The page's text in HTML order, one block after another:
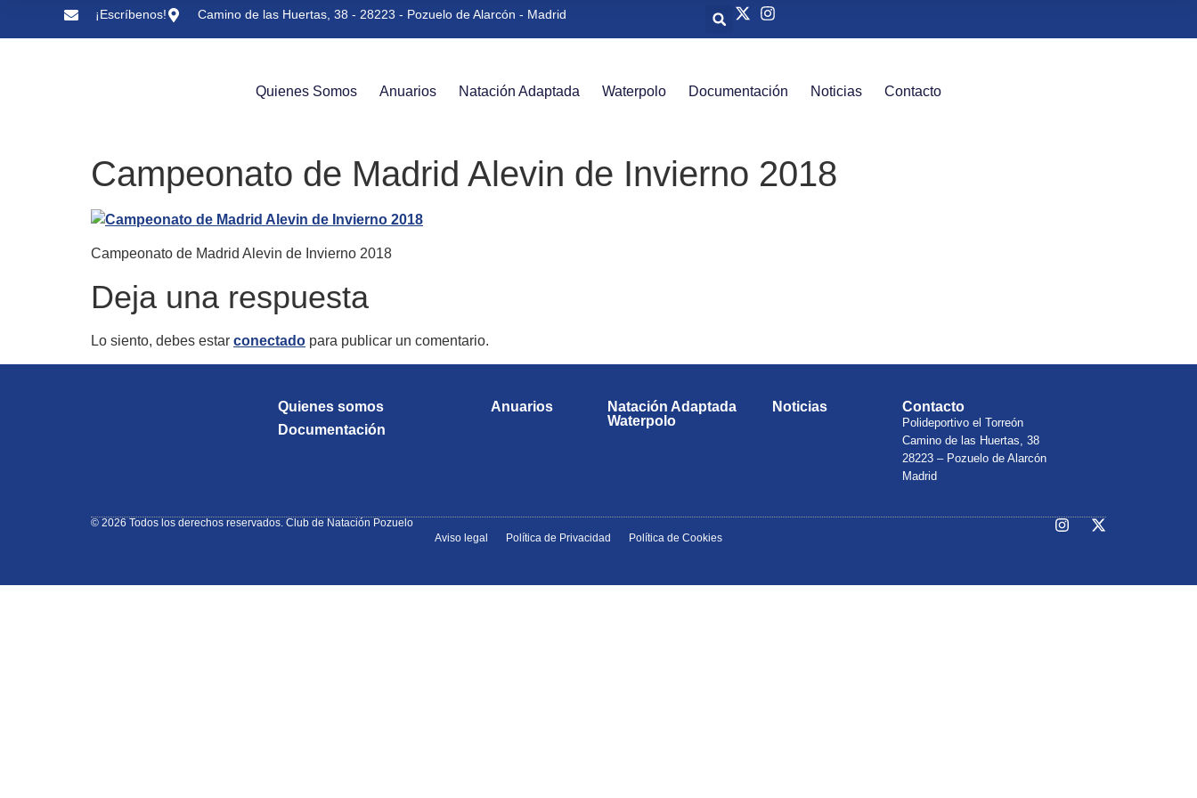
¡Escríbenos! Camino de las Huertas, 38 - 28223 - Pozuelo de Alarcón - Madrid
Quienes Somos Anuarios Natación Adaptada Waterpolo Documentación Noticias Contacto
Campeonato de Madrid Alevin de Invierno 2018
Campeonato de Madrid Alevin de Invierno 2018
Deja una respuesta
Lo siento, debes estar conectado para publicar un comentario.
Quienes somos
Documentación
Anuarios
Natación Adaptada
Waterpolo
Noticias Contacto
Polideportivo el Torreón
Camino de las Huertas, 38
28223 – Pozuelo de Alarcón
Madrid
© 2026 Todos los derechos reservados. Club de Natación Pozuelo
Aviso legal
Política de Privacidad Política de Cookies